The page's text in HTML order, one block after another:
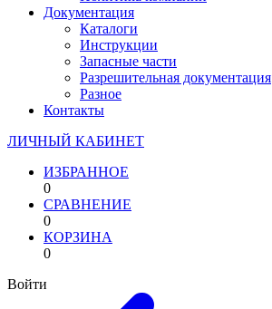
Документация
Каталоги
Инструкции
Запасные части
Разрешительная документация
Разное
Контакты
ЛИЧНЫЙ КАБИНЕТ
ИЗБРАННОЕ
0
СРАВНЕНИЕ
0
КОРЗИНА
0
Войти